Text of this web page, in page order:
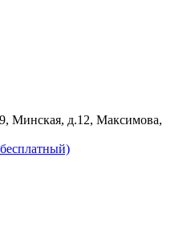
Минская, д.12, Максимова,